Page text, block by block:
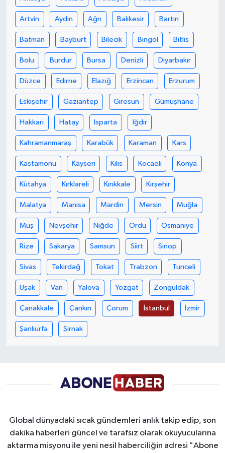
Artvin Aydın Ağrı Balıkesir Bartın
Batman Bayburt Bilecik Bingöl Bitlis
Bolu Burdur Bursa Denizli Diyarbakır
Düzce Edirne Elazığ Erzincan Erzurum
Eskişehir Gaziantep Giresun Gümüşhane
Hakkari Hatay Isparta Iğdır
Kahramanmaraş Karabük Karaman Kars
Kastamonu Kayseri Kilis Kocaeli Konya
Kütahya Kırklareli Kırıkkale Kırşehir
Malatya Manisa Mardin Mersin Muğla
Muş Nevşehir Niğde Ordu Osmaniye
Rize Sakarya Samsun Siirt Sinop
Sivas Tekirdağ Tokat Trabzon Tunceli
Uşak Van Yalova Yozgat Zonguldak
Çanakkale Çankırı Çorum İstanbul İzmir
Şanlıurfa Şırnak
Global dünyadaki sıcak gündemleri anlık takip edip, son
dakika haberleri güncel ve tarafsız olarak okuyucularına
aktarma misyonu ile yeni nesil haberciliğin adresi "Abone
Yaşam
Yerel
AboneHaber Özel